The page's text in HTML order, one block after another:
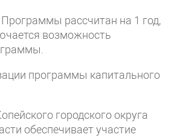
рассчитан на 1 год,
возможность
программы капитального
городского округа
обеспечивает участие